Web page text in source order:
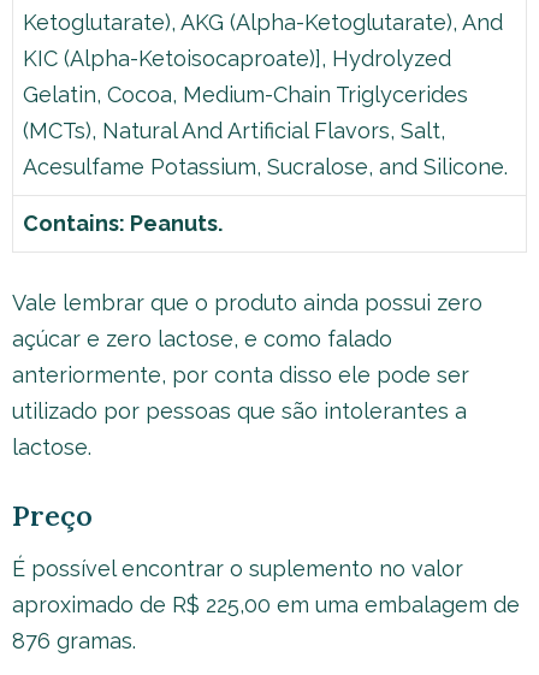
Ketoglutarate), AKG (Alpha-Ketoglutarate), And
KIC (Alpha-Ketoisocaproate)], Hydrolyzed
Gelatin, Cocoa, Medium-Chain Triglycerides
(MCTs), Natural And Artificial Flavors, Salt,
Acesulfame Potassium, Sucralose, and Silicone.
Contains: Peanuts.
Vale lembrar que o produto ainda possui zero
açúcar e zero lactose, e como falado
anteriormente, por conta disso ele pode ser
utilizado por pessoas que são intolerantes a
lactose.
Preço
É possível encontrar o suplemento no valor
aproximado de R$ 225,00 em uma embalagem de
876 gramas.